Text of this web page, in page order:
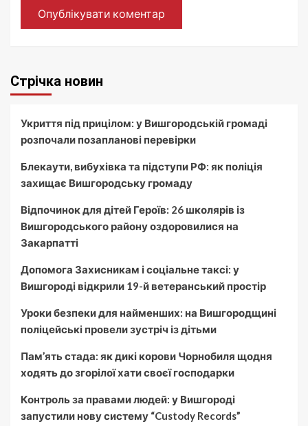
Стрічка новин
Укриття під прицілом: у Вишгородській громаді
розпочали позапланові перевірки
Блекаути, вибухівка та підступи РФ: як поліція
захищає Вишгородську громаду
Відпочинок для дітей Героїв: 26 школярів із
Вишгородського району оздоровилися на
Закарпатті
Допомога Захисникам і соціальне таксі: у
Вишгороді відкрили 19-й ветеранський простір
Уроки безпеки для найменших: на Вишгородщині
поліцейські провели зустріч із дітьми
Пам’ять стада: як дикі корови Чорнобиля щодня
ходять до згорілої хати своєї господарки
Контроль за правами людей: у Вишгороді
запустили нову систему “Custody Records”